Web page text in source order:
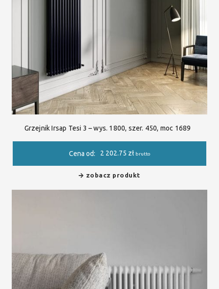
Grzejnik Irsap Tesi 3 – wys. 1800, szer. 450, moc 1689
Cena od: 2 202.75 zł brutto
zobacz produkt